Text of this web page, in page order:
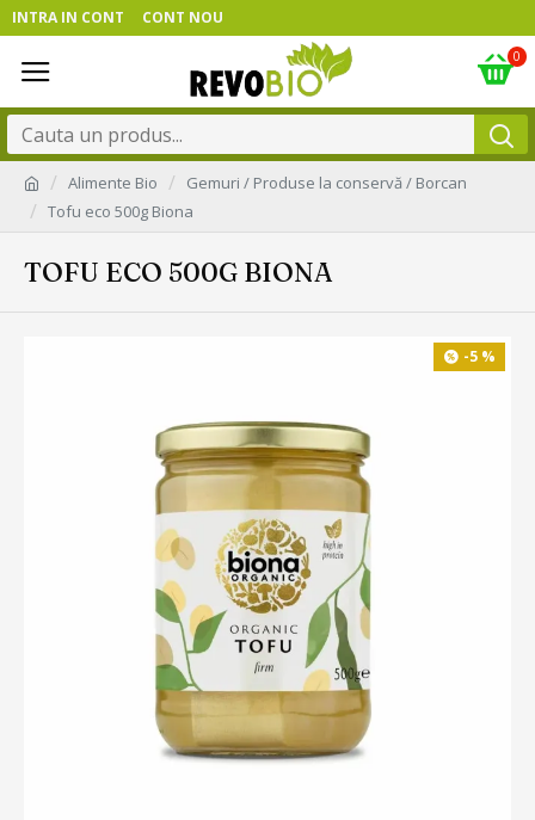
INTRA IN CONT CONT NOU
0
Alimente Bio
Gemuri / Produse la conservă / Borcan
Tofu eco 500g Biona
TOFU ECO 500G BIONA
-5 %